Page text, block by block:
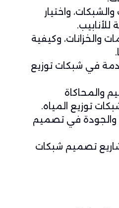
واختيار
للأنابيب.
والخزانات، وكيفية
في شبكات توزيع
والمحاكاة
توزيع المياه.
والجودة في تصميم
تصميم شبكات